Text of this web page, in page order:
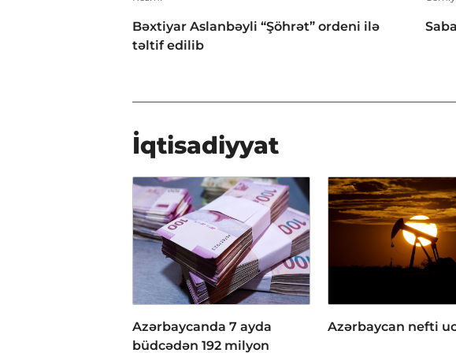
Bəxtiyar Aslanbəyli “Şöhrət” ordeni ilə
təltif edilib
İqtisadiyyat
Azərbaycanda 7 ayda
büdcədən 192 milyon
Azərbaycan nefti